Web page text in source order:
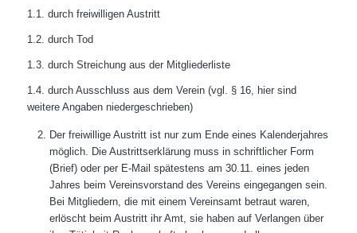
1.1. durch freiwilligen Austritt
1.2. durch Tod
1.3. durch Streichung aus der Mitgliederliste
1.4. durch Ausschluss aus dem Verein (vgl. § 16, hier sind
weitere Angaben niedergeschrieben)
Der freiwillige Austritt ist nur zum Ende eines Kalenderjahres
möglich. Die Austrittserklärung muss in schriftlicher Form
(Brief) oder per E-Mail spätestens am 30.11. eines jeden
Jahres beim Vereinsvorstand des Vereins eingegangen sein.
Bei Mitgliedern, die mit einem Vereinsamt betraut waren,
erlöscht beim Austritt ihr Amt, sie haben auf Verlangen über